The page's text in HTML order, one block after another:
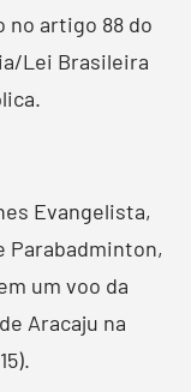
artigo 88 do
Lei Brasileira
Evangelista,
Parabadminton,
um voo da
Aracaju na